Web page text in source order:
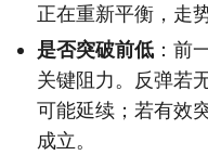
正在重新平衡，走
是否突破前低 ：前
关键阻力。反弹若
可能延续；若有效
成立。